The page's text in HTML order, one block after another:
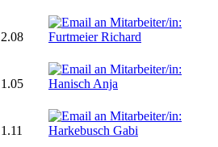
2.08
1.05
1.11